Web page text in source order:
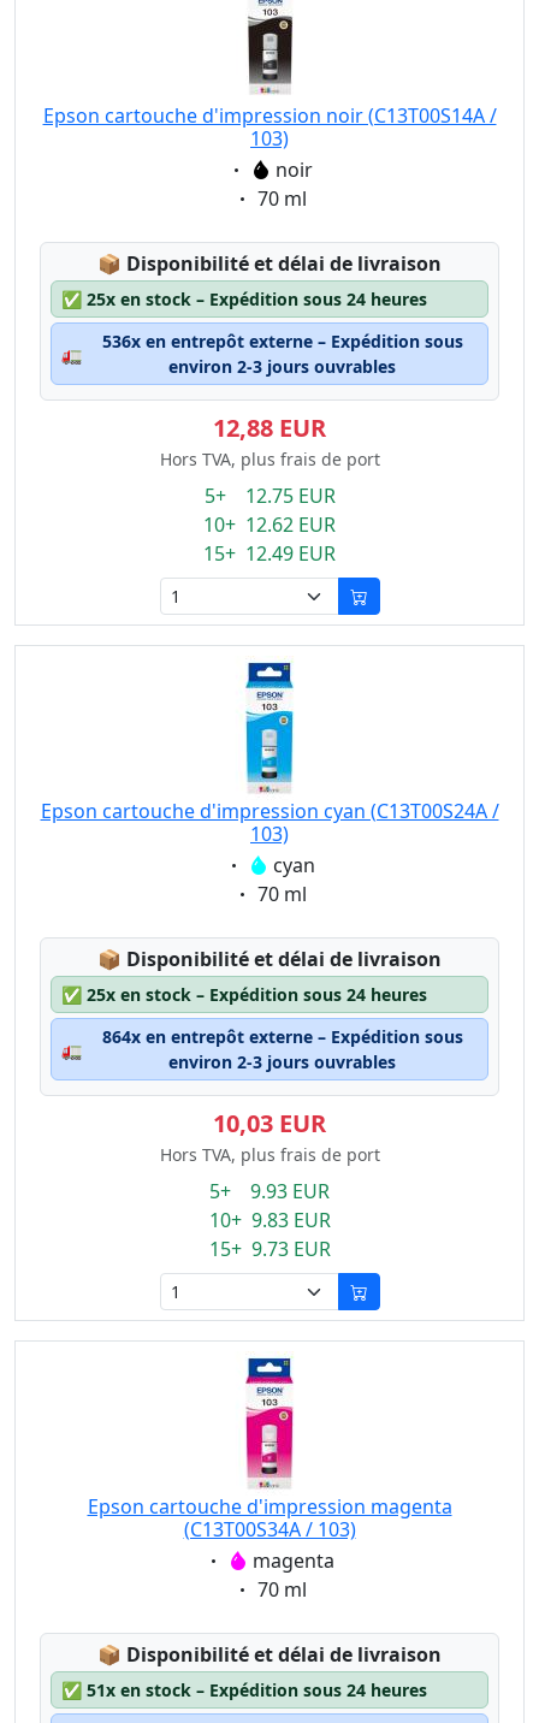
Epson cartouche d'impression noir (C13T00S14A /
103)
Eigenschaft:
noir
Eigenschaft:
70 ml
📦 Lagerstatus:
Disponibilité et délai de livraison
✅ 25x en stock – Expédition sous 24 heures
🚛
536x en entrepôt externe – Expédition sous
environ 2-3 jours ouvrables
12,88 EUR
Hors TVA, plus frais de port
5+ 12.75 EUR
10+ 12.62 EUR
15+ 12.49 EUR
Epson cartouche d'impression cyan (C13T00S24A /
103)
Eigenschaft:
cyan
Eigenschaft:
70 ml
📦 Lagerstatus:
Disponibilité et délai de livraison
✅ 25x en stock – Expédition sous 24 heures
🚛
864x en entrepôt externe – Expédition sous
environ 2-3 jours ouvrables
10,03 EUR
Hors TVA, plus frais de port
5+ 9.93 EUR
10+ 9.83 EUR
15+ 9.73 EUR
Epson cartouche d'impression magenta
(C13T00S34A / 103)
Eigenschaft:
magenta
Eigenschaft:
70 ml
📦 Lagerstatus:
Disponibilité et délai de livraison
✅ 51x en stock – Expédition sous 24 heures